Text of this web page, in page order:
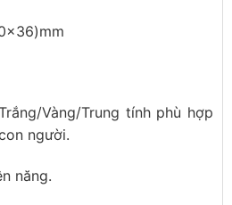
Vàng/Trung tính phù hợp
người.
năng.